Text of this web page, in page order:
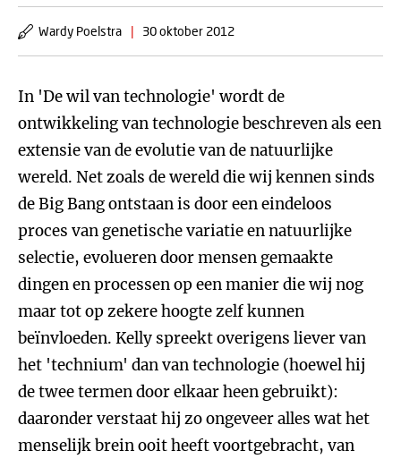
Wardy Poelstra | 30 oktober 2012
In 'De wil van technologie' wordt de
ontwikkeling van technologie beschreven als een
extensie van de evolutie van de natuurlijke
wereld. Net zoals de wereld die wij kennen sinds
de Big Bang ontstaan is door een eindeloos
proces van genetische variatie en natuurlijke
selectie, evolueren door mensen gemaakte
dingen en processen op een manier die wij nog
maar tot op zekere hoogte zelf kunnen
beïnvloeden. Kelly spreekt overigens liever van
het 'technium' dan van technologie (hoewel hij
de twee termen door elkaar heen gebruikt):
daaronder verstaat hij zo ongeveer alles wat het
menselijk brein ooit heeft voortgebracht, van